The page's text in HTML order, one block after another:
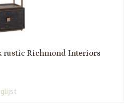
rustic Richmond Interiors